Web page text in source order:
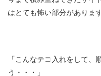
はとても怖い部分があります
「こんなテコ入れをして、
う・・・」